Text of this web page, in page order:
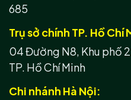
685
Trụ sở chính TP. Hồ Chí
04 Đường N8, Khu phố
TP. Hồ Chí Minh
Chi nhánh Hà Nội: